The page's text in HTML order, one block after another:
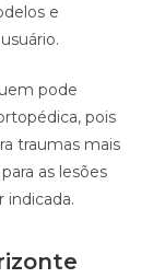
e
pode
pois
traumas mais
as lesões
indicada.